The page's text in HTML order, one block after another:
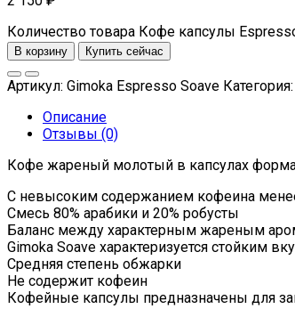
Количество товара Кофе капсулы
В корзину Купить сейчас
Артикул: Gimoka Espresso Soave Категория:
Описание
Отзывы (0)
Кофе жареный молотый в капсулах
С невысоким содержанием кофеина
Смесь 80% арабики и 20% робусты
Баланс между характерным жареным
Gimoka Soave характеризуется стойким
Средняя степень обжарки
Не содержит кофеин
Кофейные капсулы предназначены для